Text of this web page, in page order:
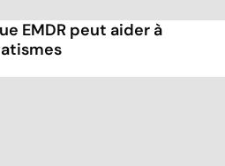
EMDR peut aider à